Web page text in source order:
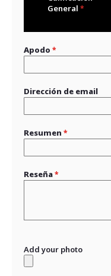
General
Apodo
Dirección de email
Resumen
Reseña
Add your photo